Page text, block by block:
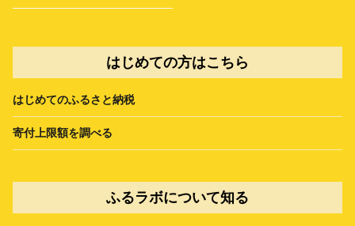
はじめての方はこちら
はじめてのふるさと納税
寄付上限額を調べる
ふるラボについて知る